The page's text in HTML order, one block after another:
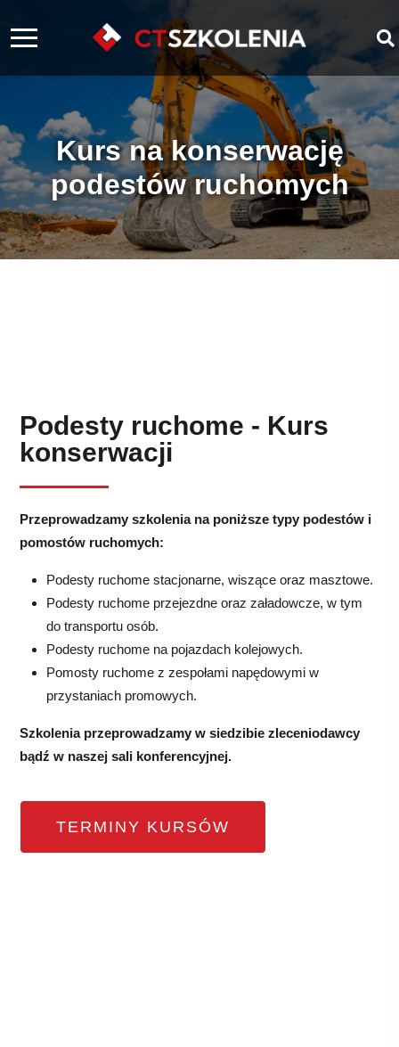
Kurs na konserwację
podestów ruchomych
Podesty ruchome - Kurs
konserwacji
Przeprowadzamy szkolenia na poniższe typy podestów i
pomostów ruchomych:
Podesty ruchome stacjonarne, wiszące oraz masztowe.
Podesty ruchome przejezdne oraz załadowcze, w tym
do transportu osób.
Podesty ruchome na pojazdach kolejowych.
Pomosty ruchome z zespołami napędowymi w
przystaniach promowych.
Szkolenia przeprowadzamy w siedzibie zleceniodawcy
bądź w naszej sali konferencyjnej.
TERMINY KURSÓW